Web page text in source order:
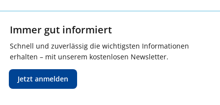
Immer gut informiert
Schnell und zuverlässig die wichtigsten Informationen
erhalten – mit unserem kostenlosen Newsletter.
Jetzt anmelden